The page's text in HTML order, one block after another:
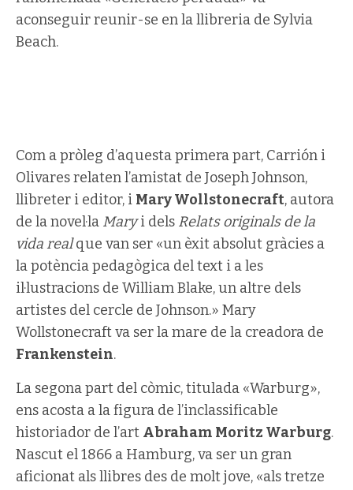
aconseguir reunir-se en la llibreria de Sylvia
Beach.
Com a pròleg d’aquesta primera part, Carrión i
Olivares relaten l’amistat de Joseph Johnson,
llibreter i editor, i Mary Wollstonecraft, autora
de la novel·la Maryi dels Relats originals de la
vida realque van ser «un èxit absolut gràcies a
la potència pedagògica del text i a les
il·lustracions de William Blake, un altre dels
artistes del cercle de Johnson.» Mary
Wollstonecraft va ser la mare de la creadora de
Frankenstein.
La segona part del còmic, titulada «Warburg»,
ens acosta a la figura de l’inclassificable
historiador de l’art Abraham Moritz Warburg.
Nascut el 1866 a Hamburg, va ser un gran
aficionat als llibres des de molt jove, «als tretze